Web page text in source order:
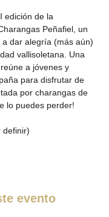
edición de la
Peñafiel, un
dar alegría (más aún)
vallisoletana. Una
a jóvenes y
para disfrutar de
por charangas de
lo puedes perder!
definir)
evento